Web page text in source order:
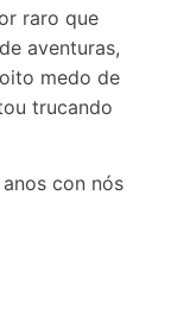
raro que
aventuras,
medo de
trucando
con nós